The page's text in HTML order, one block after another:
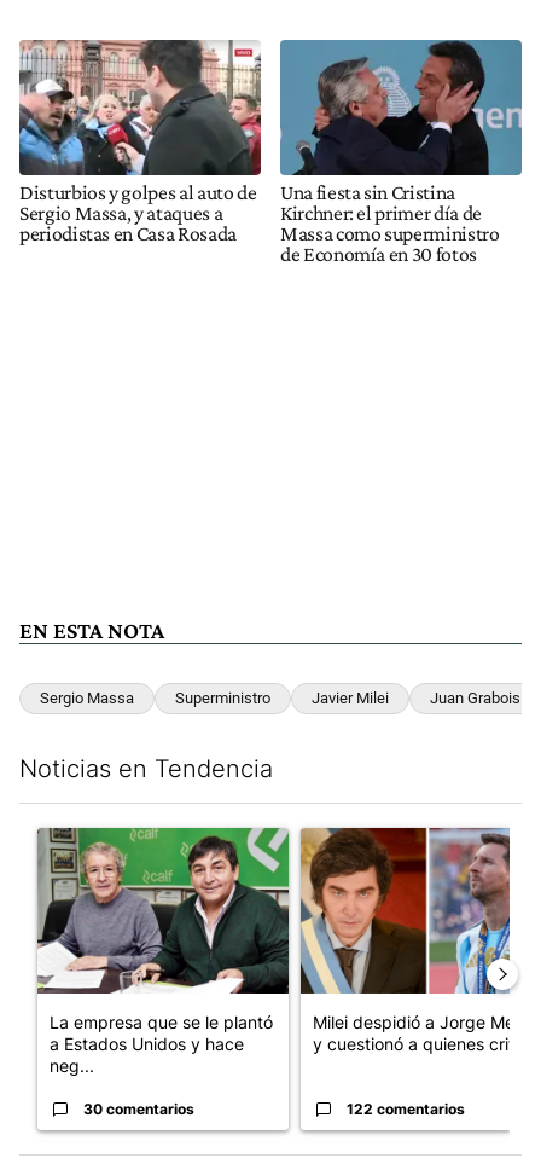
Disturbios y golpes al auto de
Sergio Massa, y ataques a
periodistas en Casa Rosada
Una fiesta sin Cristina
Kirchner: el primer día de
Massa como superministro
de Economía en 30 fotos
EN ESTA NOTA
Sergio Massa Superministro Javier Milei Juan Grabois
Noticias en Tendencia
Un artículo de tendencia con el título "La empresa que se le
La empresa que se le plantó
a Estados Unidos y hace
neg...
30 comentarios
Un artículo de tendencia con
Milei despidió a Jorge Messi
y cuestionó a quienes crit...
122 comentarios